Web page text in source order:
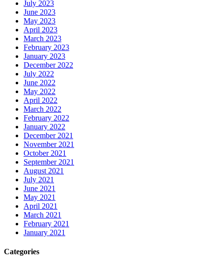
July 2023
June 2023
May 2023
April 2023
March 2023
February 2023
January 2023
December 2022
July 2022
June 2022
May 2022
April 2022
March 2022
February 2022
January 2022
December 2021
November 2021
October 2021
September 2021
August 2021
July 2021
June 2021
May 2021
April 2021
March 2021
February 2021
January 2021
Categories